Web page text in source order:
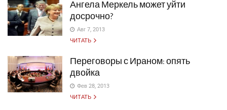
Ангела Меркель может уйти
досрочно?
Авг 7, 2013
ЧИТАТЬ
Переговоры с Ираном: опять
двойка
Фев 28, 2013
ЧИТАТЬ